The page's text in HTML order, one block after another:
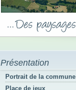
Présentation
Portrait de la commune
Place de jeux